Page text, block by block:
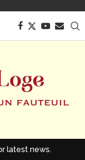
latest news.